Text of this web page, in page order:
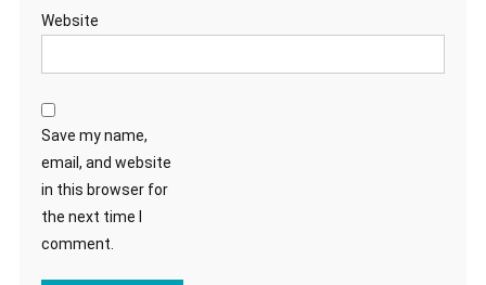
Website
Save my name,
email, and website
in this browser for
the next time I
comment.